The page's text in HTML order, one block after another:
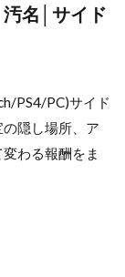
汚名│サイド
PS4/PC)サイド
隠し場所、ア
わる報酬をま